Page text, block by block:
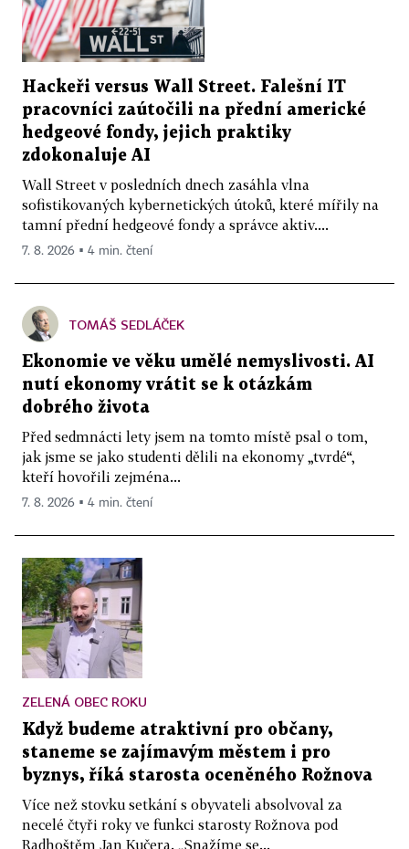
Hackeři versus Wall Street. Falešní IT
pracovníci zaútočili na přední americké
hedgeové fondy, jejich praktiky
zdokonaluje AI
Wall Street v posledních dnech zasáhla vlna
sofistikovaných kybernetických útoků, které mířily na
tamní přední hedgeové fondy a správce aktiv....
7. 8. 2026 ▪ 4 min. čtení
TOMÁŠ SEDLÁČEK
Ekonomie ve věku umělé nemyslivosti. AI
nutí ekonomy vrátit se k otázkám
dobrého života
Před sedmnácti lety jsem na tomto místě psal o tom,
jak jsme se jako studenti dělili na ekonomy „tvrdé“,
kteří hovořili zejména...
7. 8. 2026 ▪ 4 min. čtení
ZELENÁ OBEC ROKU
Když budeme atraktivní pro občany,
staneme se zajímavým městem i pro
byznys, říká starosta oceněného Rožnova
Více než stovku setkání s obyvateli absolvoval za
necelé čtyři roky ve funkci starosty Rožnova pod
Radhoštěm Jan Kučera. „Snažíme se...